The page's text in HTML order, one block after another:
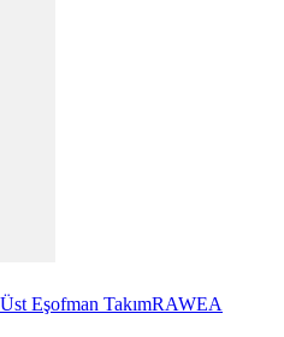
Eşofman TakımRAWEA